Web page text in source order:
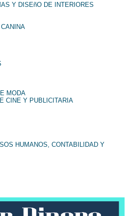
Y DISEñO DE INTERIORES
MODA
CINE Y PUBLICITARIA
HUMANOS, CONTABILIDAD Y